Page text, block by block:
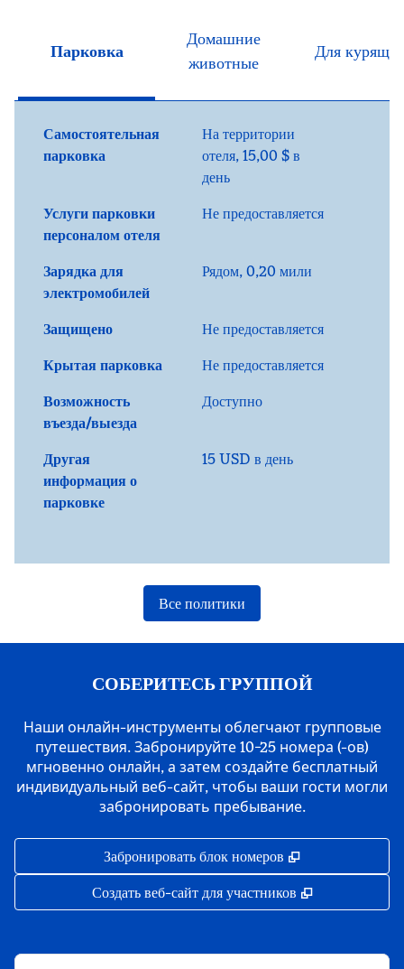
Парковка
Домашние
животные
Для
Самостоятельная
парковка
На территории
отеля, 15,00 $ в
день
Услуги парковки
персоналом отеля
Не предоставляется
Зарядка для
электромобилей
Рядом, 0,20 мили
Защищено
Не предоставляется
Крытая парковка
Не предоставляется
Возможность
въезда/выезда
Доступно
Другая
информация о
парковке
15 USD в день
Все политики
СОБЕРИТЕСЬ ГРУППОЙ
Наши онлайн-инструменты облегчают групповые
путешествия. Забронируйте 10−25 номера (-ов)
мгновенно онлайн, а затем создайте бесплатный
индивидуальный веб-сайт, чтобы ваши гости могли
забронировать пребывание.
Забронировать блок номеров ,
Создать веб-сайт для участников ,